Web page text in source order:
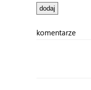
komentarze